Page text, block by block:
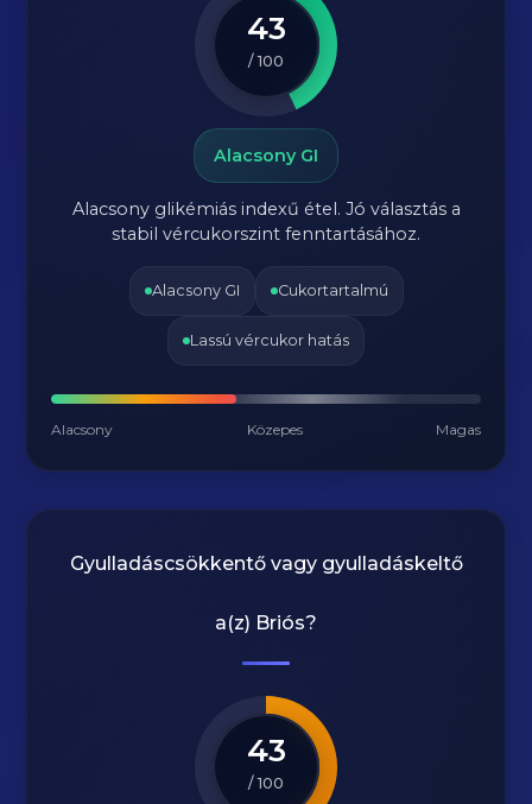
43
/ 100
Alacsony GI
Alacsony glikémiás indexű étel. Jó választás a
stabil vércukorszint fenntartásához.
Alacsony GI Cukortartalmú
Lassú vércukor hatás
Alacsony Közepes Magas
Gyulladáscsökkentő vagy gyulladáskeltő
a(z) Briós?
43
/ 100